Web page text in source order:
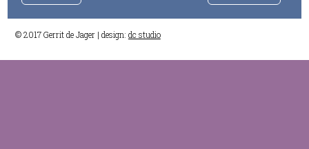
© 2017 Gerrit de Jager | design: dc studio